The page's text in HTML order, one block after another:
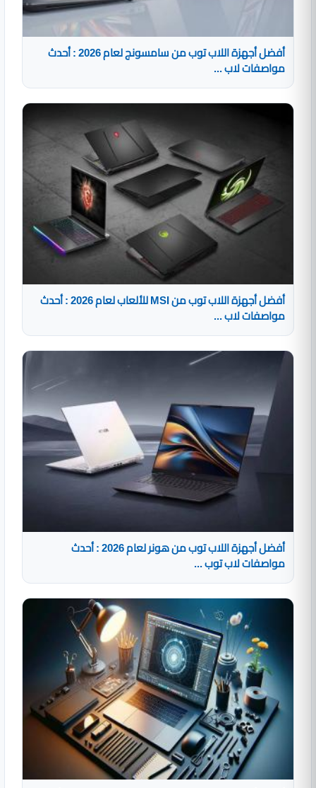
أفضل أجهزة اللاب توب من سامسونج لعام 2026 : أحدث
مواصفات لاب ...
أفضل أجهزة اللاب توب من MSI للألعاب لعام 2026 : أحدث
مواصفات لاب ...
أفضل أجهزة اللاب توب من هونر لعام 2026 : أحدث
مواصفات لاب توب ...